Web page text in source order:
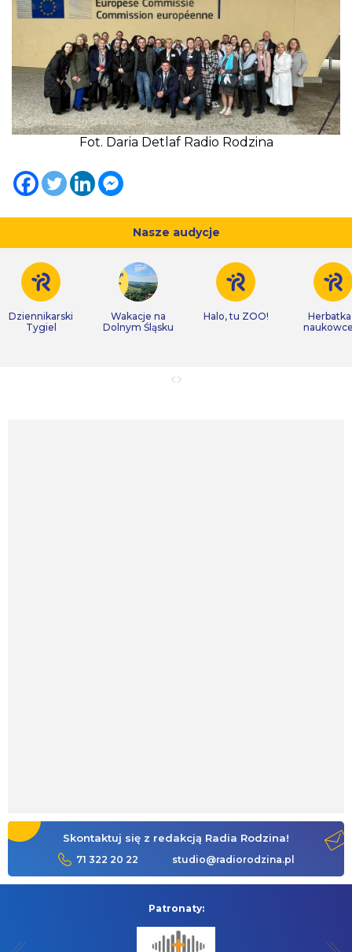
Fot. Daria Detlaf Radio Rodzina
Nasze audycje
Dziennikarski
Tygiel
Wakacje na
Dolnym Śląsku
Halo, tu ZOO!
Skontaktuj się z redakcją Radia Rodzina!
71 322 20 22 studio@radiorodzina.pl
Patronaty: